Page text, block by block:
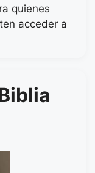
quienes
acceder a